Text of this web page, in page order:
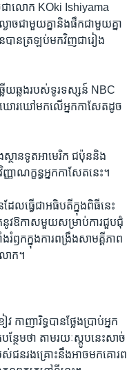
ា​លោក​ KOki Ishiyama
ច​ជាមួយគ្នា​និង​ផឹក​ជាមួយគ្នា
បាន​ត្រឡប់​មក​វិញ​ជា​រៀង​
យឆ្លង​របស់​ទូរទស្សន៍​ NBC
ឃោរឃៅ​មក​លើ​អ្នក​កាសែត​ដូច
ថានទូត​អាមេរិក ​ជប៉ុន​និង​
ាណ​ក្ខន្ធ​អ្នក​កាសែត​នេះ។​
ែល​ធ្វើជា​អធិបតី​ក្នុង​ពិធី​នេះ​
ើត​នូវ​ឱកាស​មួយ​សម្រាប់​ការ​ជួប​ជុំ​
ឭក​ក្នុង​ការ​ពង្រឹង​សាមគ្គី​ភាព​
ោក។​
កាញារិទ្ធ​បាន​ថ្លែង​ប្រាប់​អ្នក​
ន្ថែម​ថា ​តាម​រយៈ​ស្តូប​នេះ​សាច់​
ស់​ជន​រងគ្រោះ​នឹង​អាចមក​គោរព​